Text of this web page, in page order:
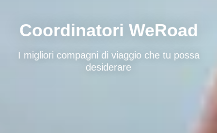
Coordinatori WeRoad
I migliori compagni di viaggio che tu possa
desiderare